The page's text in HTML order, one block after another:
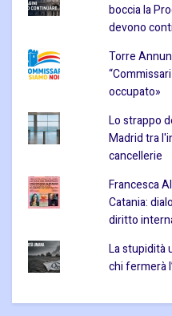
boccia la
devono
Torre
occupato»
Lo strappo
Madrid tra
cancellerie
Francesca
Catania:
diritto
La stupidità
chi fermerà